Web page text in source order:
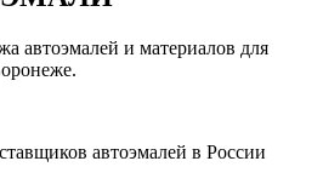
автоэмалей и материалов для
автоэмалей в России